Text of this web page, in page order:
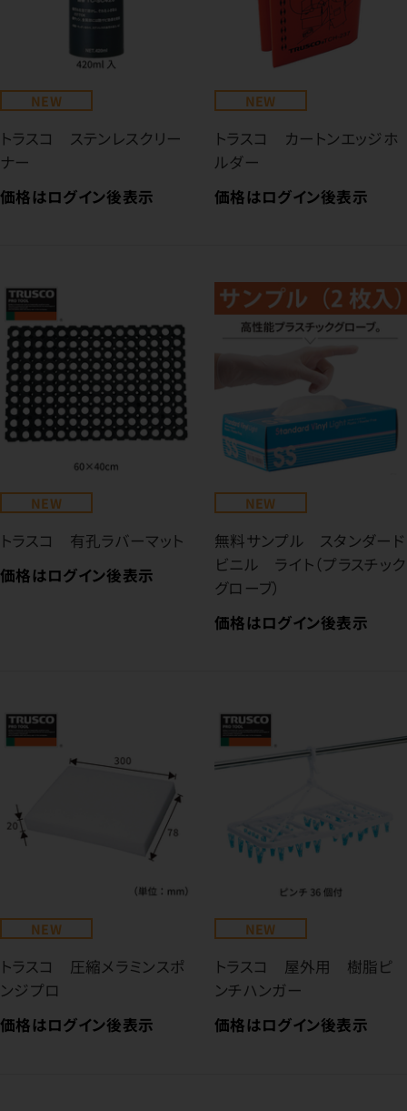
NEW
トラスコ ステンレスクリー
ナー
価格はログイン後表示
NEW
トラスコ カートンエッジホ
ルダー
価格はログイン後表示
NEW
トラスコ 有孔ラバーマット
価格はログイン後表示
NEW
無料サンプル スタンダード
ビニル ライト（プラスチック
グローブ）
価格はログイン後表示
NEW
トラスコ 圧縮メラミンスポ
ンジプロ
価格はログイン後表示
NEW
トラスコ 屋外用 樹脂ピ
ンチハンガー
価格はログイン後表示